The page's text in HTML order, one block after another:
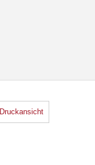
Druckansicht